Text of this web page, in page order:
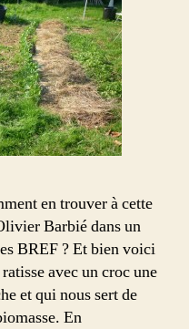
en trouver à cette
Barbié dans un
BREF ? Et bien voici
avec un croc une
et qui nous sert de
En